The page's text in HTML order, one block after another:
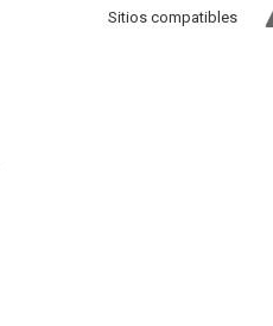
Sitios compatibles